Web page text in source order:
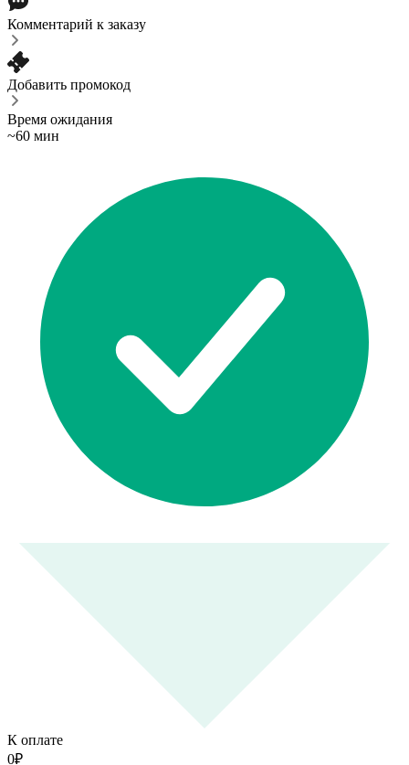
Комментарий к заказу
Добавить промокод
Время ожидания
~60 мин
К оплате
0₽